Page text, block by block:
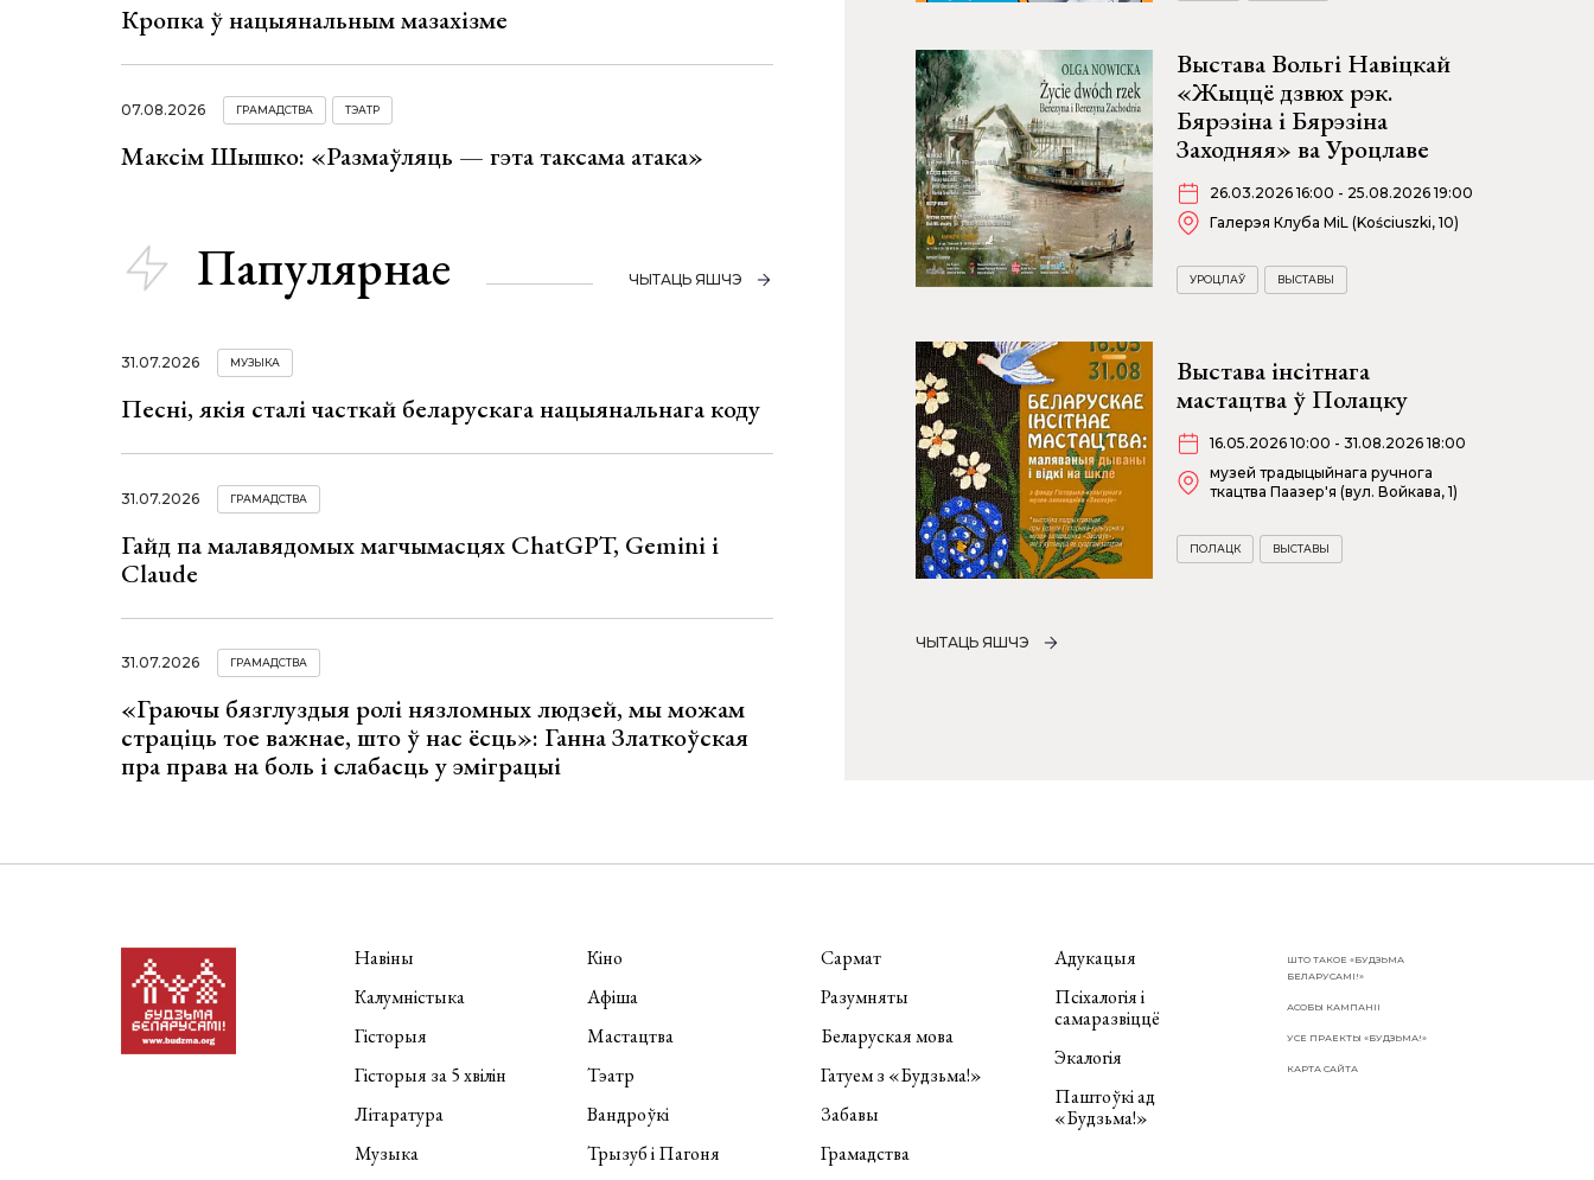
Кропка ў нацыянальным мазахізме
07.08.2026 ГРАМАДСТВА ТЭАТР
Максім Шышко: «Размаўляць — гэта таксама атака»
Папулярнае ЧЫТАЦЬ ЯШЧЭ
31.07.2026 МУЗЫКА
Песні, якія сталі часткай беларускага нацыянальнага коду
31.07.2026 ГРАМАДСТВА
Гайд па малавядомых магчымасцях ChatGPT, Gemini і
Claude
31.07.2026 ГРАМАДСТВА
«Граючы бязглуздыя ролі нязломных людзей, мы можам
страціць тое важнае, што ў нас ёсць»: Ганна Златкоўская
пра права на боль і слабасць у эміграцыі
Выстава Вольгі Навіцкай
«Жыццё дзвюх рэк.
Бярэзіна і Бярэзіна
Заходняя» ва Уроцлаве
26.03.2026 16:00 - 25.08.2026 19:00
Галерэя Клуба MiL (Kościuszki, 10)
УРОЦЛАЎ ВЫСТАВЫ
Выстава інсітнага
мастацтва ў Полацку
16.05.2026 10:00 - 31.08.2026 18:00
музей традыцыйнага ручнога
ткацтва Паазер'я (вул. Войкава, 1)
ПОЛАЦК ВЫСТАВЫ
ЧЫТАЦЬ ЯШЧЭ
Навіны
Калумністыка
Гісторыя
Гісторыя за 5 хвілін
Літаратура
Музыка
Кіно
Афіша
Мастацтва
Тэатр
Вандроўкі
Трызуб і Пагоня
Сармат
Разумняты
Беларуская мова
Гатуем з «Будзьма!»
Забавы
Грамадства
Адукацыя
Псіхалогія і
самаразвіццё
Экалогія
Паштоўкі ад
«Будзьма!»
ШТО ТАКОЕ «БУДЗЬМА
БЕЛАРУСАМІ!»
АСОБЫ КАМПАНІІ
УСЕ ПРАЕКТЫ «БУДЗЬМА!»
КАРТА САЙТА